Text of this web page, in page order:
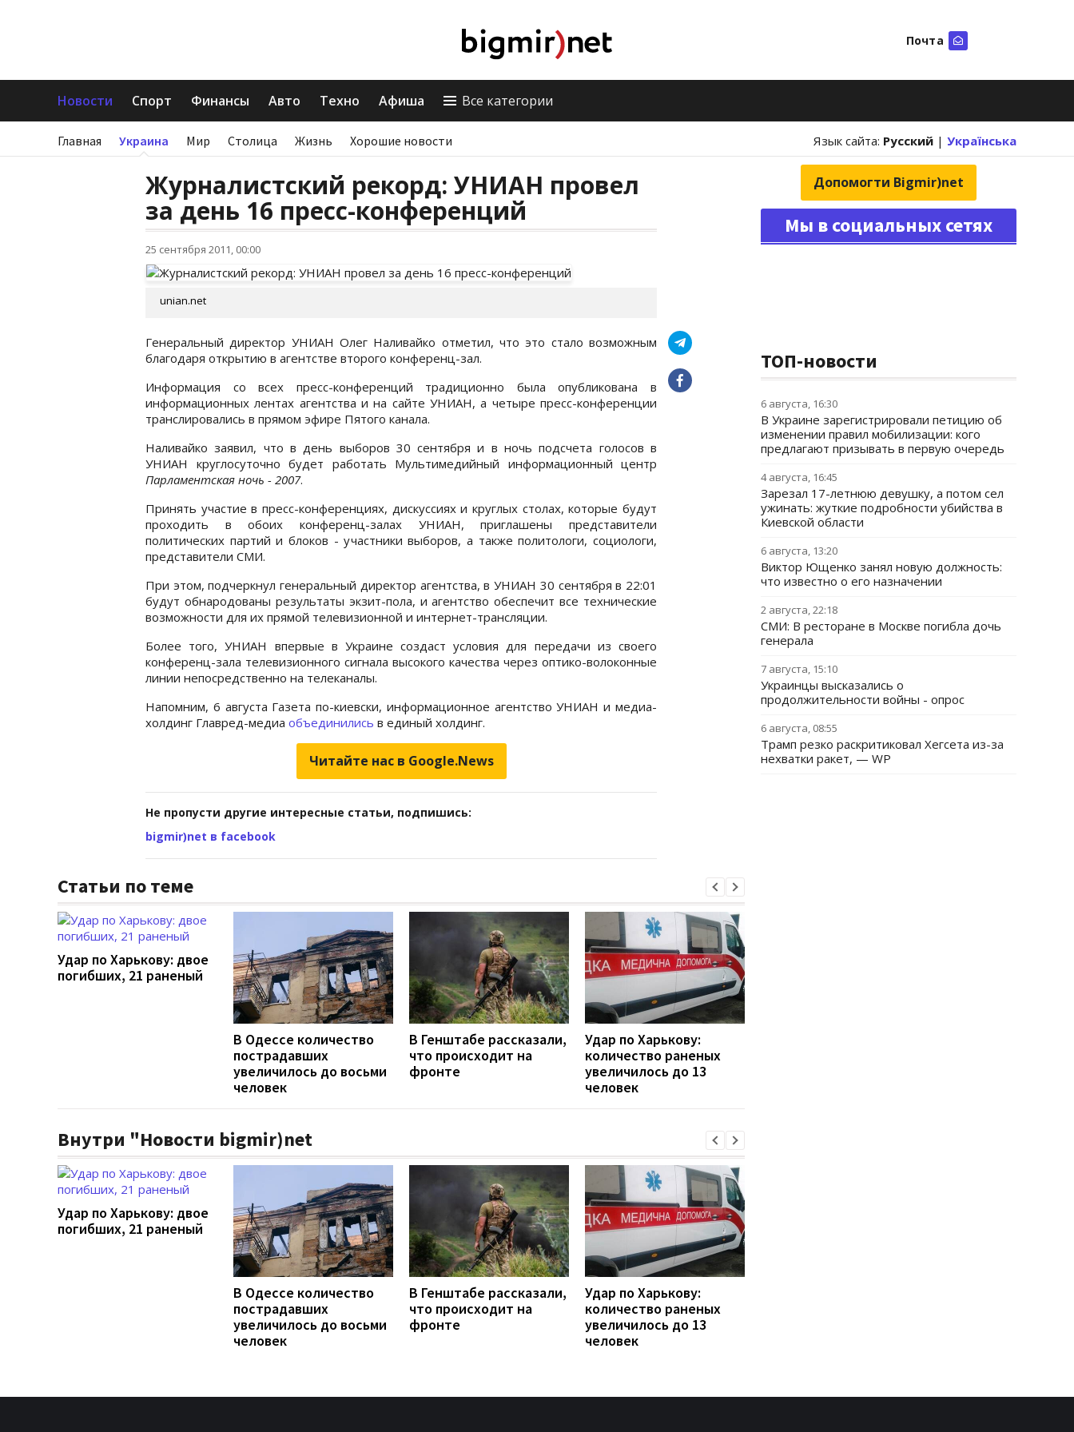
Почта
Новости Спорт Финансы Авто Техно Афиша Все категории
Главная Украина Мир Столица Жизнь Хорошие новости Язык сайта: Русский | Українська
Журналистский рекорд: УНИАН провел
за день 16 пресс-конференций
25 сентября 2011, 00:00
unian.net
Генеральный директор УНИАН Олег Наливайко отметил, что это стало возможным
благодаря открытию в агентстве второго конференц-зал.
Информация со всех пресс-конференций традиционно была опубликована в
информационных лентах агентства и на сайте УНИАН, а четыре пресс-конференции
транслировались в прямом эфире Пятого канала.
Наливайко заявил, что в день выборов 30 сентября и в ночь подсчета голосов в
УНИАН круглосуточно будет работать Мультимедийный информационный центр
Парламентская ночь - 2007.
Принять участие в пресс-конференциях, дискуссиях и круглых столах, которые будут
проходить в обоих конференц-залах УНИАН, приглашены представители
политических партий и блоков - участники выборов, а также политологи, социологи,
представители СМИ.
При этом, подчеркнул генеральный директор агентства, в УНИАН 30 сентября в 22:01
будут обнародованы результаты экзит-пола, и агентство обеспечит все технические
возможности для их прямой телевизионной и интернет-трансляции.
Более того, УНИАН впервые в Украине создаст условия для передачи из своего
конференц-зала телевизионного сигнала высокого качества через оптико-волоконные
линии непосредственно на телеканалы.
Напомним, 6 августа Газета по-киевски, информационное агентство УНИАН и медиа-
холдинг Главред-медиа объединились в единый холдинг.
Читайте нас в Google.News
Не пропусти другие интересные статьи, подпишись:
bigmir)net в facebook
Статьи по теме
Удар по Харькову: двое
погибших, 21 раненый
В Одессе количество
пострадавших
увеличилось до восьми
человек
В Генштабе рассказали,
что происходит на
фронте
Удар по Харькову:
количество раненых
увеличилось до 13
человек
Внутри "Новости bigmir)net
Удар по Харькову: двое
погибших, 21 раненый
В Одессе количество
пострадавших
увеличилось до восьми
человек
В Генштабе рассказали,
что происходит на
фронте
Удар по Харькову:
количество раненых
увеличилось до 13
человек
Допомогти Bigmir)net
Мы в социальных сетях
ТОП-новости
6 августа, 16:30
В Украине зарегистрировали петицию об
изменении правил мобилизации: кого
предлагают призывать в первую очередь
4 августа, 16:45
Зарезал 17-летнюю девушку, а потом сел
ужинать: жуткие подробности убийства в
Киевской области
6 августа, 13:20
Виктор Ющенко занял новую должность:
что известно о его назначении
2 августа, 22:18
СМИ: В ресторане в Москве погибла дочь
генерала
7 августа, 15:10
Украинцы высказались о
продолжительности войны - опрос
6 августа, 08:55
Трамп резко раскритиковал Хегсета из-за
нехватки ракет, — WP